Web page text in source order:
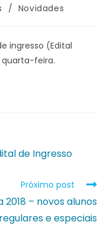
/ Novidades
ingresso (Edital
quarta-feira.
de Ingresso
Próximo post
– novos alunos
regulares e especiais